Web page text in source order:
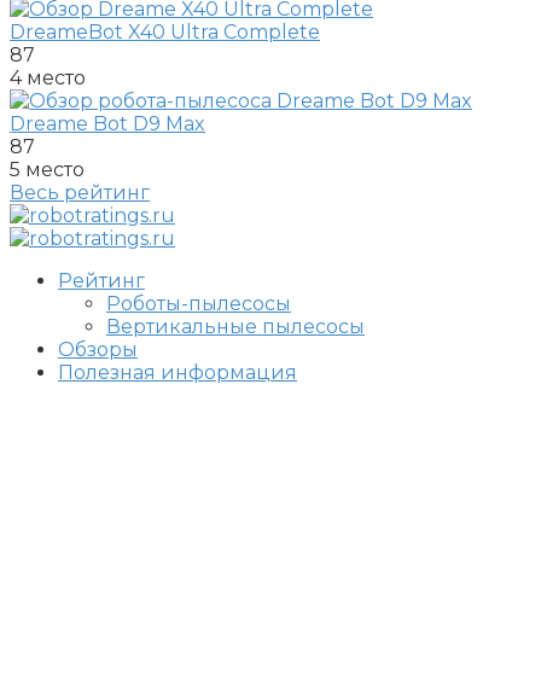
DreameBot X40 Ultra Complete
87
4 место
Dreame Bot D9 Max
87
5 место
Весь рейтинг
Рейтинг
Роботы-пылесосы
Вертикальные пылесосы
Обзоры
Полезная информация